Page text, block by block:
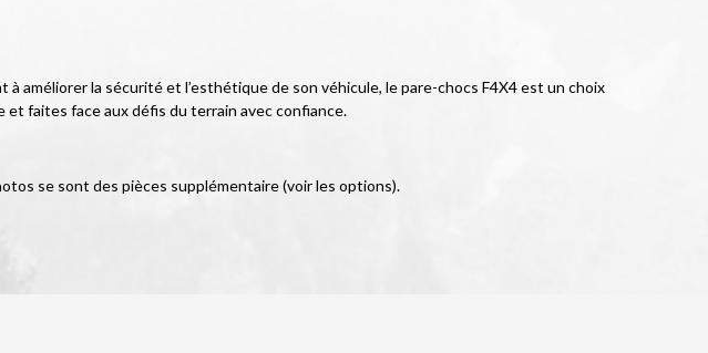
améliorer la sécurité et l’esthétique de son véhicule, le pare-chocs F4X4 est un choix
faites face aux défis du terrain avec confiance.
se sont des pièces supplémentaire (voir les options).